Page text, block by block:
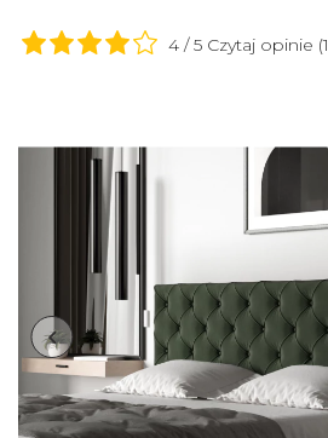
4 / 5 Czytaj opinie